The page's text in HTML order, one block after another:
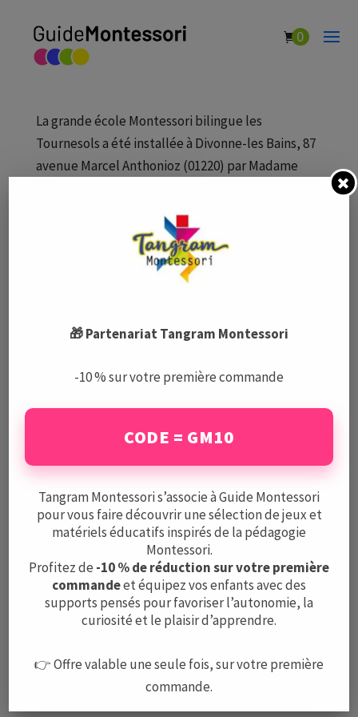
0
Maison des Enfants de Divonne
La grande école Montessori bilingue les
Tournesols a été installée à Divonne-les Bains, 87
avenue Marcel Anthonioz (01220) par Madame
une ambiance chaleureuse les enfants de 3 à 6
ans. Pédagogie Montessori de l’école...
Le Guide Montessori est un centre de ressources complet
et indépendant sur la pédagogie Montessori, les écoles,
Mentions légales
CGV
Protection des données
A PROPOS
Nous contacter
🎁 Partenariat Tangram Montessori
-10 % sur votre première commande
CODE = GM10
Tangram Montessori s’associe à Guide Montessori
pour vous faire découvrir une sélection de jeux et
matériels éducatifs inspirés de la pédagogie
Montessori.
Profitez de -10 % de réduction sur votre première
commandeet équipez vos enfants avec des
supports pensés pour favoriser l’autonomie, la
curiosité et le plaisir d’apprendre.
👉 Offre valable une seule fois, sur votre première
commande.